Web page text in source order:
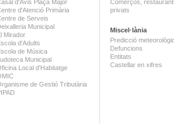
d'Avis Plaça Major
d'Atenció Primària
de Serveis
Municipal
Mirador
d'Adults
de Música
Municipal
Local d'Habitatge
de Gestió Tributària
Comerços,
privats
Miscel·lània
Predicció
Defuncions
Entitats
Castellar en xifres